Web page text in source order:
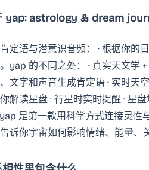
yap: astrology & dream
定语与潜意识音频： · 根据你的
yap 的不同之处： · 真实天文学
文字和声音生成肯定语 · 实时天
解读星盘 · 行星时实时提醒 ·
是第一款用科学方式连接灵性
诉你宇宙如何影响情绪、能量、